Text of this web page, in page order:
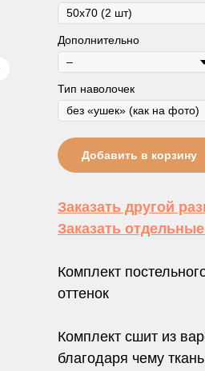
Дополнительно
Тип наволочек
Добавить в корзину
Заказать другой
Заказать
Комплект
оттенок
Комплект сшит из
благодаря чему